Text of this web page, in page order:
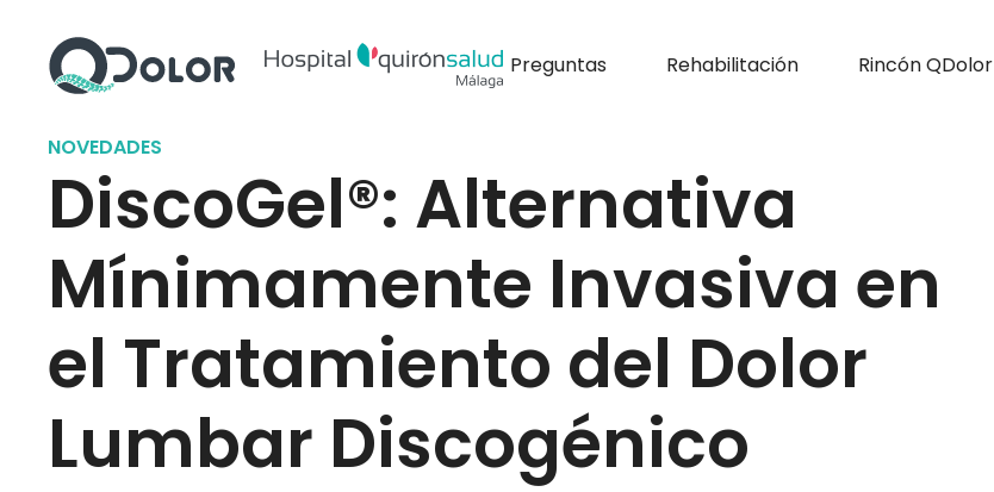
Preguntas Rehabilitación Rincón QDolor
NOVEDADES
DiscoGel®: Alternativa
Mínimamente Invasiva en
el Tratamiento del Dolor
Lumbar Discogénico